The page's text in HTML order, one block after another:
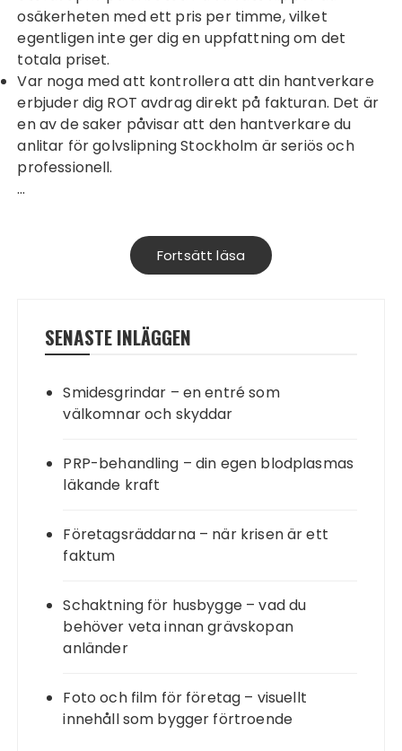
osäkerheten med ett pris per timme, vilket
egentligen inte ger dig en uppfattning om det
totala priset.
Var noga med att kontrollera att din hantverkare
erbjuder dig ROT avdrag direkt på fakturan. Det är
en av de saker påvisar att den hantverkare du
anlitar för golvslipning Stockholm är seriös och
professionell.
…
Fortsätt läsa
SENASTE INLÄGGEN
Smidesgrindar – en entré som
välkomnar och skyddar
PRP-behandling – din egen blodplasmas
läkande kraft
Företagsräddarna – när krisen är ett
faktum
Schaktning för husbygge – vad du
behöver veta innan grävskopan
anländer
Foto och film för företag – visuellt
innehåll som bygger förtroende